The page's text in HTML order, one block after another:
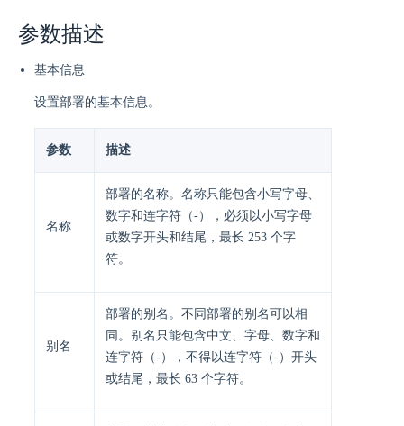
参数描述
基本信息
设置部署的基本信息。
参数 描述
名称
部署的名称。名称只能包含小写字母、
数字和连字符（-），必须以小写字母
或数字开头和结尾，最长 253 个字
符。
别名
部署的别名。不同部署的别名可以相
同。别名只能包含中文、字母、数字和
连字符（-），不得以连字符（-）开头
或结尾，最长 63 个字符。